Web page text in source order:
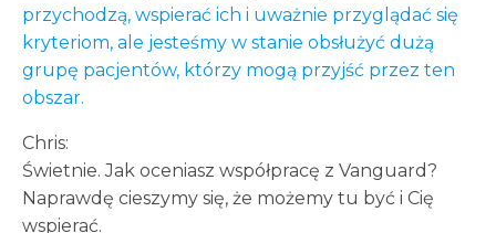
przychodzą, wspierać ich i uważnie przyglądać się
kryteriom, ale jesteśmy w stanie obsłużyć dużą
grupę pacjentów, którzy mogą przyjść przez ten
obszar.
Chris:
Świetnie. Jak oceniasz współpracę z Vanguard?
Naprawdę cieszymy się, że możemy tu być i Cię
wspierać.